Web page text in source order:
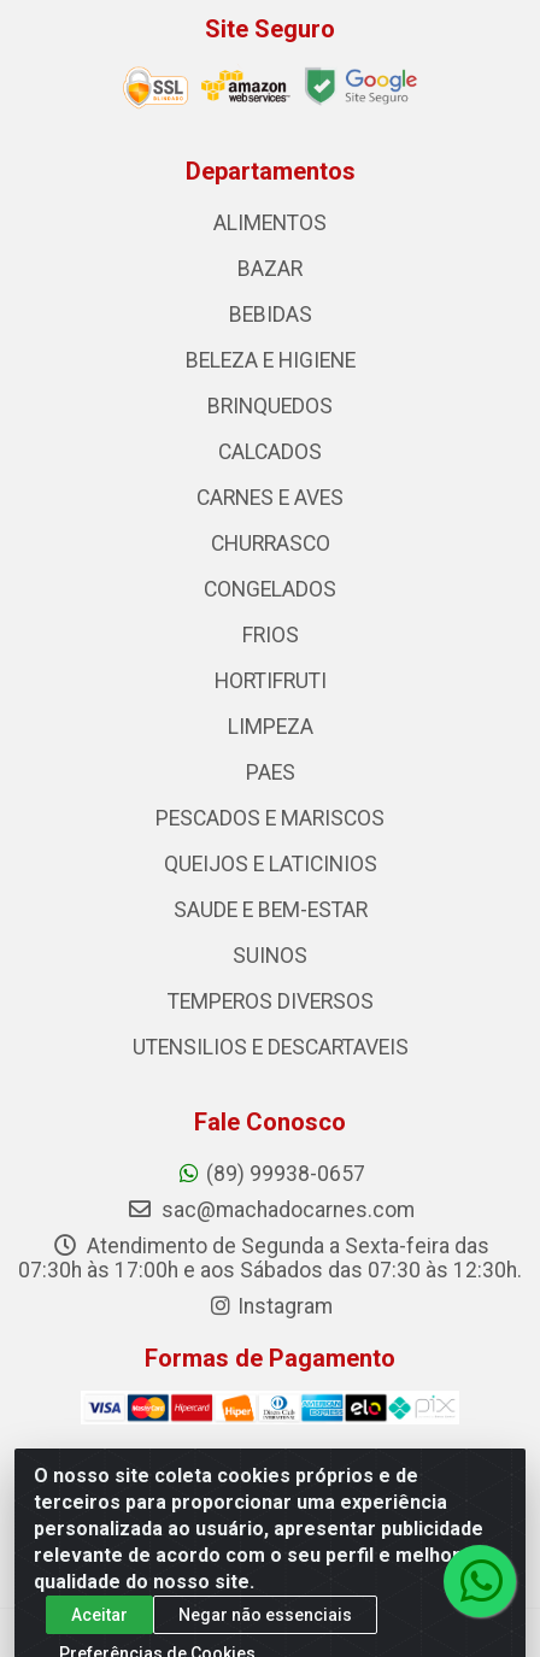
O nosso site coleta cookies próprios e de
terceiros para proporcionar uma experiência
personalizada ao usuário, apresentar publicidade
relevante de acordo com o seu perfil e melhorar a
qualidade do nosso site.
Aceitar
Negar não essenciais
Preferências de Cookies
Site Seguro
Departamentos
ALIMENTOS
BAZAR
BEBIDAS
BELEZA E HIGIENE
BRINQUEDOS
CALCADOS
CARNES E AVES
CHURRASCO
CONGELADOS
FRIOS
HORTIFRUTI
LIMPEZA
PAES
PESCADOS E MARISCOS
QUEIJOS E LATICINIOS
SAUDE E BEM-ESTAR
SUINOS
TEMPEROS DIVERSOS
UTENSILIOS E DESCARTAVEIS
Fale Conosco
(89) 99938-0657
sac@machadocarnes.com
Atendimento de Segunda a Sexta-feira das
07:30h às 17:00h e aos Sábados das 07:30 às 12:30h.
Instagram
Formas de Pagamento
Machado Carnes Distribuidora de Alimentos LTDA -
Logradouro: Avenida Candido Aleixo, 148 - Centro - Oeiras/PI
- CEP 64.500-000 - 31.391.008/0001-50